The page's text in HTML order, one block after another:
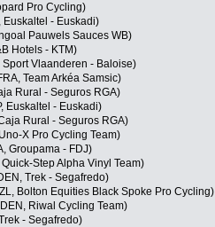
Pro Cycling)
Euskaltel - Euskadi)
Pauwels Sauces WB)
Hotels - KTM)
Vlaanderen - Baloise)
Team Arkéa Samsic)
Rural - Seguros RGA)
Euskaltel - Euskadi)
Rural - Seguros RGA)
X Pro Cycling Team)
Groupama - FDJ)
Step Alpha Vinyl Team)
Trek - Segafredo)
Bolton Equities Black Spoke Pro Cycling)
Riwal Cycling Team)
- Segafredo)